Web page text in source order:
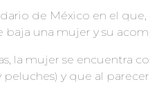
de México en el
baja una mujer y su
la mujer se encuentra
y que al parecer